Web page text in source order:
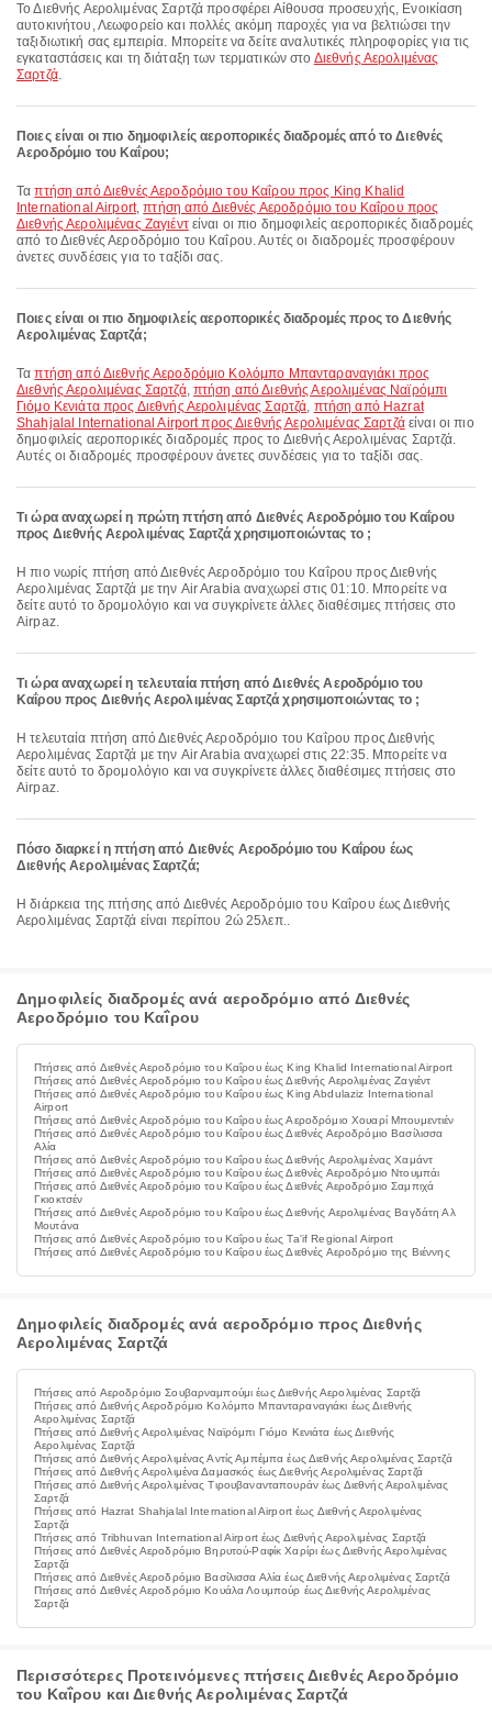
Το Διεθνής Αερολιμένας Σαρτζά προσφέρει Αίθουσα προσευχής, Ενοικίαση
αυτοκινήτου, Λεωφορείο και πολλές ακόμη παροχές για να βελτιώσει την
ταξιδιωτική σας εμπειρία. Μπορείτε να δείτε αναλυτικές πληροφορίες για τις
εγκαταστάσεις και τη διάταξη των τερματικών στο Διεθνής Αερολιμένας
Σαρτζά.
Ποιες είναι οι πιο δημοφιλείς αεροπορικές διαδρομές από το Διεθνές
Αεροδρόμιο του Καΐρου;
Ταπτήση από Διεθνές Αεροδρόμιο του Καΐρου προς King Khalid
International Airport,πτήση από Διεθνές Αεροδρόμιο του Καΐρου προς
Διεθνής Αερολιμένας Ζαγιέντείναι οι πιο δημοφιλείς αεροπορικές διαδρομές
από το Διεθνές Αεροδρόμιο του Καΐρου. Αυτές οι διαδρομές προσφέρουν
άνετες συνδέσεις για το ταξίδι σας.
Ποιες είναι οι πιο δημοφιλείς αεροπορικές διαδρομές προς το Διεθνής
Αερολιμένας Σαρτζά;
Ταπτήση από Διεθνής Αεροδρόμιο Κολόμπο Μπανταραναγιάκι προς
Διεθνής Αερολιμένας Σαρτζά, πτήση από Διεθνής Αερολιμένας Ναϊρόμπι
Γιόμο Κενιάτα προς Διεθνής Αερολιμένας Σαρτζά, πτήση από Hazrat
Shahjalal International Airport προς Διεθνής Αερολιμένας Σαρτζάείναι οι πιο
δημοφιλείς αεροπορικές διαδρομές προς το Διεθνής Αερολιμένας Σαρτζά.
Αυτές οι διαδρομές προσφέρουν άνετες συνδέσεις για το ταξίδι σας.
Τι ώρα αναχωρεί η πρώτη πτήση από Διεθνές Αεροδρόμιο του Καΐρου
προς Διεθνής Αερολιμένας Σαρτζά χρησιμοποιώντας το ;
Η πιο νωρίς πτήση από Διεθνές Αεροδρόμιο του Καΐρου προς Διεθνής
Αερολιμένας Σαρτζά με την Air Arabia αναχωρεί στις 01:10. Μπορείτε να
δείτε αυτό το δρομολόγιο και να συγκρίνετε άλλες διαθέσιμες πτήσεις στο
Airpaz.
Τι ώρα αναχωρεί η τελευταία πτήση από Διεθνές Αεροδρόμιο του
Καΐρου προς Διεθνής Αερολιμένας Σαρτζά χρησιμοποιώντας το ;
Η τελευταία πτήση από Διεθνές Αεροδρόμιο του Καΐρου προς Διεθνής
Αερολιμένας Σαρτζά με την Air Arabia αναχωρεί στις 22:35. Μπορείτε να
δείτε αυτό το δρομολόγιο και να συγκρίνετε άλλες διαθέσιμες πτήσεις στο
Airpaz.
Πόσο διαρκεί η πτήση από Διεθνές Αεροδρόμιο του Καΐρου έως
Διεθνής Αερολιμένας Σαρτζά;
Η διάρκεια της πτήσης από Διεθνές Αεροδρόμιο του Καΐρου έως Διεθνής
Αερολιμένας Σαρτζά είναι περίπου 2ώ 25λεπ..
Δημοφιλείς διαδρομές ανά αεροδρόμιο από Διεθνές
Αεροδρόμιο του Καΐρου
Πτήσεις από Διεθνές Αεροδρόμιο του Καΐρου έως King Khalid International Airport
Πτήσεις από Διεθνές Αεροδρόμιο του Καΐρου έως Διεθνής Αερολιμένας Ζαγιέντ
Πτήσεις από Διεθνές Αεροδρόμιο του Καΐρου έως King Abdulaziz International
Airport
Πτήσεις από Διεθνές Αεροδρόμιο του Καΐρου έως Αεροδρόμιο Χουαρί Μπουμεντιέν
Πτήσεις από Διεθνές Αεροδρόμιο του Καΐρου έως Διεθνές Αεροδρόμιο Βασίλισσα
Αλία
Πτήσεις από Διεθνές Αεροδρόμιο του Καΐρου έως Διεθνής Αερολιμένας Χαμάντ
Πτήσεις από Διεθνές Αεροδρόμιο του Καΐρου έως Διεθνές Αεροδρόμιο Ντουμπάι
Πτήσεις από Διεθνές Αεροδρόμιο του Καΐρου έως Διεθνές Αεροδρόμιο Σαμπιχά
Γκιοκτσέν
Πτήσεις από Διεθνές Αεροδρόμιο του Καΐρου έως Διεθνής Αερολιμένας Βαγδάτη Αλ
Μουτάνα
Πτήσεις από Διεθνές Αεροδρόμιο του Καΐρου έως Ta'if Regional Airport
Πτήσεις από Διεθνές Αεροδρόμιο του Καΐρου έως Διεθνές Αεροδρόμιο της Βιέννης
Δημοφιλείς διαδρομές ανά αεροδρόμιο προς Διεθνής
Αερολιμένας Σαρτζά
Πτήσεις από Αεροδρόμιο Σουβαρναμπούμι έως Διεθνής Αερολιμένας Σαρτζά
Πτήσεις από Διεθνής Αεροδρόμιο Κολόμπο Μπανταραναγιάκι έως Διεθνής
Αερολιμένας Σαρτζά
Πτήσεις από Διεθνής Αερολιμένας Ναϊρόμπι Γιόμο Κενιάτα έως Διεθνής
Αερολιμένας Σαρτζά
Πτήσεις από Διεθνής Αερολιμένας Αντίς Αμπέμπα έως Διεθνής Αερολιμένας Σαρτζά
Πτήσεις από Διεθνής Αερολιμένα Δαμασκός έως Διεθνής Αερολιμένας Σαρτζά
Πτήσεις από Διεθνής Αερολιμένας Τιρουβανανταπουράν έως Διεθνής Αερολιμένας
Σαρτζά
Πτήσεις από Hazrat Shahjalal International Airport έως Διεθνής Αερολιμένας
Σαρτζά
Πτήσεις από Tribhuvan International Airport έως Διεθνής Αερολιμένας Σαρτζά
Πτήσεις από Διεθνές Αεροδρόμιο Βηρυτού-Ραφίκ Χαρίρι έως Διεθνής Αερολιμένας
Σαρτζά
Πτήσεις από Διεθνές Αεροδρόμιο Βασίλισσα Αλία έως Διεθνής Αερολιμένας Σαρτζά
Πτήσεις από Διεθνές Αεροδρόμιο Κουάλα Λουμπούρ έως Διεθνής Αερολιμένας
Σαρτζά
Περισσότερες Προτεινόμενες πτήσεις Διεθνές Αεροδρόμιο
του Καΐρου και Διεθνής Αερολιμένας Σαρτζά